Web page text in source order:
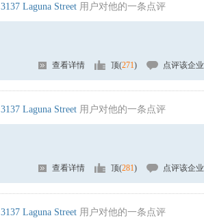
3137 Laguna Street 用户对他的一条点评
查看详情 顶(271) 点评该企业
3137 Laguna Street 用户对他的一条点评
查看详情 顶(281) 点评该企业
3137 Laguna Street 用户对他的一条点评